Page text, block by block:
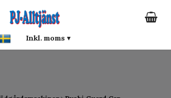
Inkl. moms ▾